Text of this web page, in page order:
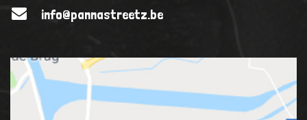
info@pannastreetz.be